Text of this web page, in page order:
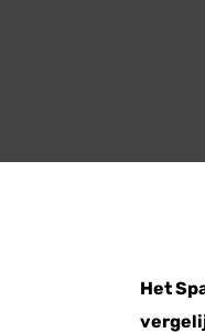
Het